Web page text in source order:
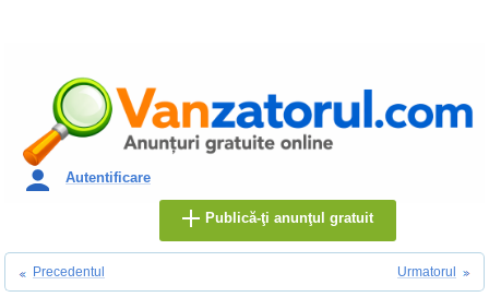
Autentificare
Publică-ţi anunţul gratuit
Precedentul Urmatorul